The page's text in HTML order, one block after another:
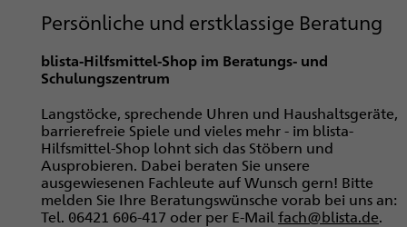
a
o
n
Persönliche und erstklassige Beratung
blista-Hilfsmittel-Shop im Beratungs- und
Schulungszentrum
Langstöcke, sprechende Uhren und Haushaltsgeräte,
barrierefreie Spiele und vieles mehr - im blista-
Hilfsmittel-Shop lohnt sich das Stöbern und
Ausprobieren. Dabei beraten Sie unsere
ausgewiesenen Fachleute auf Wunsch gern! Bitte
melden Sie Ihre Beratungswünsche vorab bei uns an:
Tel. 06421 606-417 oder per E-Mail fach@blista.de.